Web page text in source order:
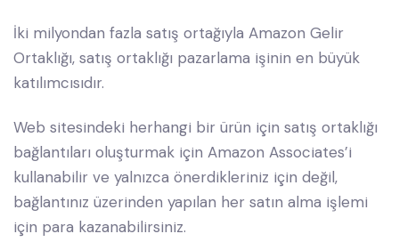
İki milyondan fazla satış ortağıyla Amazon Gelir
Ortaklığı, satış ortaklığı pazarlama işinin en büyük
katılımcısıdır.
Web sitesindeki herhangi bir ürün için satış ortaklığı
bağlantıları oluşturmak için Amazon Associates’i
kullanabilir ve yalnızca önerdikleriniz için değil,
bağlantınız üzerinden yapılan her satın alma işlemi
için para kazanabilirsiniz.